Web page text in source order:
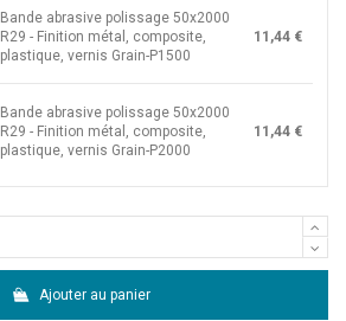
Bande abrasive polissage 50x2000
R29 - Finition métal, composite,
plastique, vernis Grain-P1500
11,44 €
Bande abrasive polissage 50x2000
R29 - Finition métal, composite,
plastique, vernis Grain-P2000
11,44 €
Ajouter au panier